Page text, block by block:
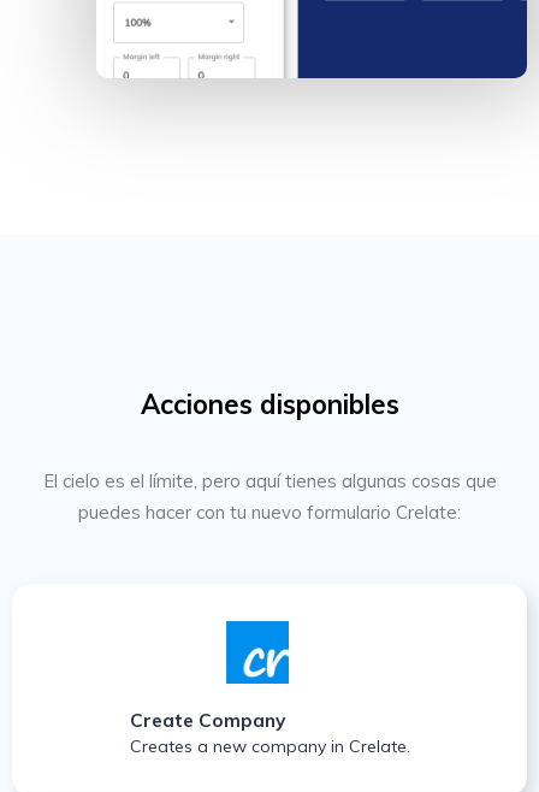
Acciones disponibles
El cielo es el límite, pero aquí tienes algunas cosas que
puedes hacer con tu nuevo formulario Crelate:
Create Company
Creates a new company in Crelate.